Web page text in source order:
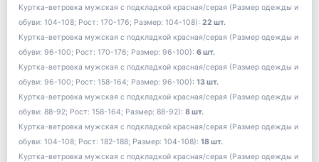
Куртка-ветровка мужская с подкладкой красная/серая (Размер одежды и
обуви: 104-108; Рост: 170-176; Размер: 104-108): 22 шт.
Куртка-ветровка мужская с подкладкой красная/серая (Размер одежды и
обуви: 96-100; Рост: 170-176; Размер: 96-100): 6 шт.
Куртка-ветровка мужская с подкладкой красная/серая (Размер одежды и
обуви: 96-100; Рост: 158-164; Размер: 96-100): 13 шт.
Куртка-ветровка мужская с подкладкой красная/серая (Размер одежды и
обуви: 88-92; Рост: 158-164; Размер: 88-92): 8 шт.
Куртка-ветровка мужская с подкладкой красная/серая (Размер одежды и
обуви: 104-108; Рост: 182-188; Размер: 104-108): 18 шт.
Куртка-ветровка мужская с подкладкой красная/серая (Размер одежды и